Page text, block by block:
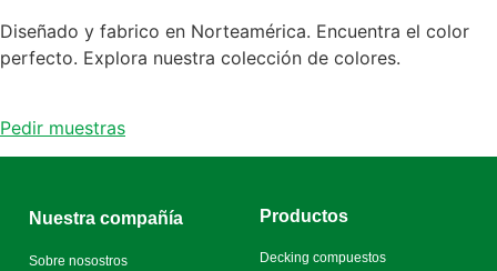
Diseñado y fabrico en Norteamérica. Encuentra el color
perfecto. Explora nuestra colección de colores.
Pedir muestras
Nuestra compañía
Sobre nosostros
Productos
Decking compuestos